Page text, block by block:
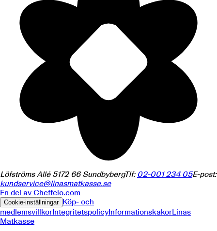
Löfströms Allé 5172 66 SundbybergTlf: 02-001 234 05E-post:
kundservice@linasmatkasse.se
En del av Cheffelo.com
Cookie-inställningar Köp- och
medlemsvillkorIntegritetspolicyInformationskakorLinas
Matkasse